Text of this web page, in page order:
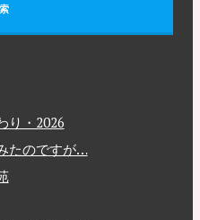
り・2026
たのですが…